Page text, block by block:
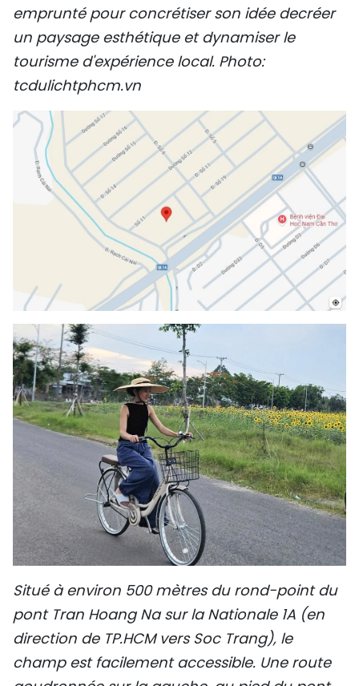
emprunté pour concrétiser son idée decréer
un paysage esthétique et dynamiser le
tourisme d'expérience local. Photo:
tcdulichtphcm.vn
Situé à environ 500 mètres du rond-point du
pont Tran Hoang Na sur la Nationale 1A (en
direction de TP.HCM vers Soc Trang), le
champ est facilement accessible. Une route